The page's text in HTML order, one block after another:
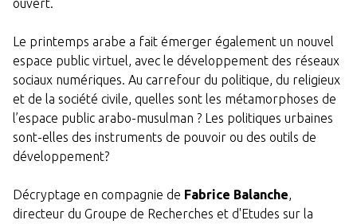
ouvert.
Le printemps arabe a fait émerger également un nouvel
espace public virtuel, avec le développement des réseaux
sociaux numériques. Au carrefour du politique, du religieux
et de la société civile, quelles sont les métamorphoses de
l’espace public arabo-musulman ? Les politiques urbaines
sont-elles des instruments de pouvoir ou des outils de
développement?
Décryptage en compagnie de Fabrice Balanche,
directeur du Groupe de Recherches et d'Etudes sur la